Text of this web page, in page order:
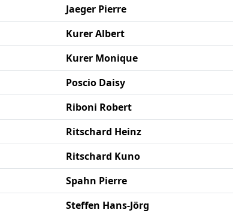
Jaeger Pierre
Kurer Albert
Kurer Monique
Poscio Daisy
Riboni Robert
Ritschard Heinz
Ritschard Kuno
Spahn Pierre
Steffen Hans-Jörg